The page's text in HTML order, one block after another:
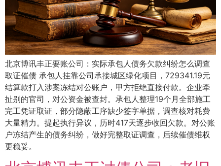
北京博讯丰正要账公司：实际承包人债务欠款纠纷怎么调查
取证催债 承包人挂靠公司承接城区绿化项目，729341.19元
结算款打入涉案冻结对公账户，甲方拒绝直接付款。企业牵
扯别的官司，对公资金被查封。承包人整理19个月全部施工
完工凭证取证，部分隐蔽工序缺少签字单据，调查核对耗费
大量精力。提起执行异议，历时417天逐步收回欠款。对公账
户冻结产生的债务纠纷，做好完整取证调查，后续催债维权
更稳妥。